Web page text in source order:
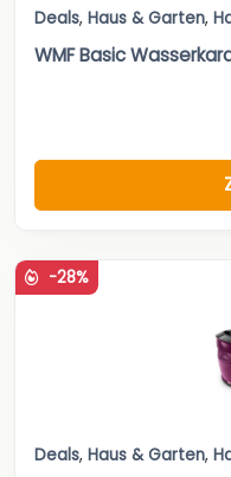
Deals, Haus & Garten,
WMF Basic
-28%
Deals, Haus & Garten,